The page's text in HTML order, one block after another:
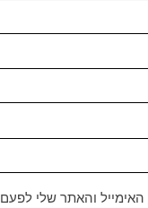
והאתר שלי